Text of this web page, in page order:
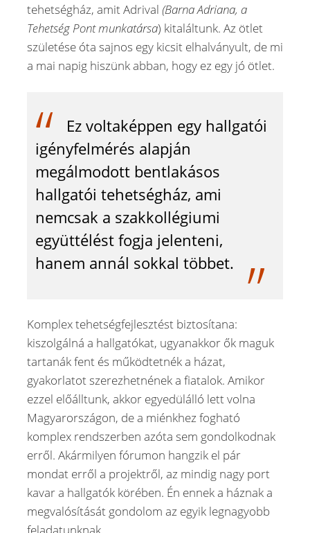
tehetségház, amit Adrival (Barna Adriana, a
Tehetség Pont munkatársa) kitaláltunk. Az ötlet
születése óta sajnos egy kicsit elhalványult, de mi
a mai napig hiszünk abban, hogy ez egy jó ötlet.
Ez voltaképpen egy hallgatói
igényfelmérés alapján
megálmodott bentlakásos
hallgatói tehetségház, ami
nemcsak a szakkollégiumi
együttélést fogja jelenteni,
hanem annál sokkal többet.
Komplex tehetségfejlesztést biztosítana:
kiszolgálná a hallgatókat, ugyanakkor ők maguk
tartanák fent és működtetnék a házat,
gyakorlatot szerezhetnének a fiatalok. Amikor
ezzel előálltunk, akkor egyedülálló lett volna
Magyarországon, de a miénkhez fogható
komplex rendszerben azóta sem gondolkodnak
erről. Akármilyen fórumon hangzik el pár
mondat erről a projektről, az mindig nagy port
kavar a hallgatók körében. Én ennek a háznak a
megvalósítását gondolom az egyik legnagyobb
feladatunknak.